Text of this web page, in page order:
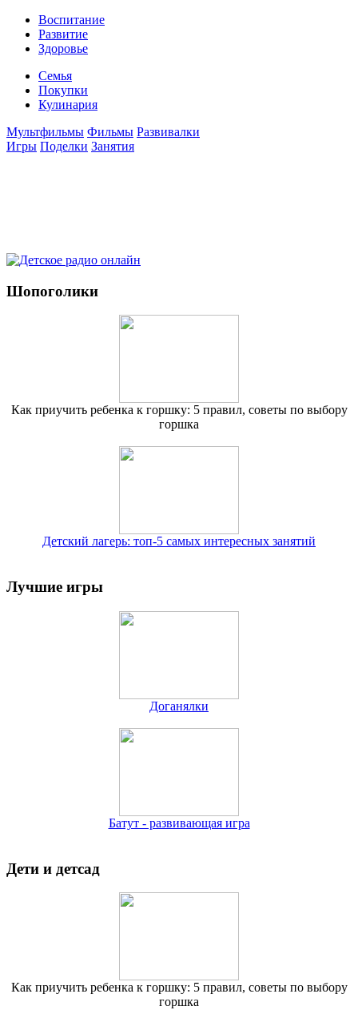
Воспитание
Развитие
Здоровье
Семья
Покупки
Кулинария
Мультфильмы Фильмы Развивалки
Игры Поделки Занятия
Шопоголики
Как приучить ребенка к горшку: 5 правил, советы по выбору
горшка
Детский лагерь: топ-5 самых интересных занятий
Лучшие игры
Доганялки
Батут - развивающая игра
Дети и детсад
Как приучить ребенка к горшку: 5 правил, советы по выбору
горшка